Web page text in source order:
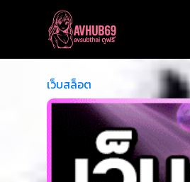
เว็บสล็อต